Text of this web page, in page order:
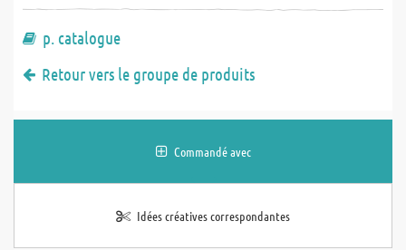
p. catalogue
Retour vers le groupe de produits
Commandé avec
Idées créatives correspondantes